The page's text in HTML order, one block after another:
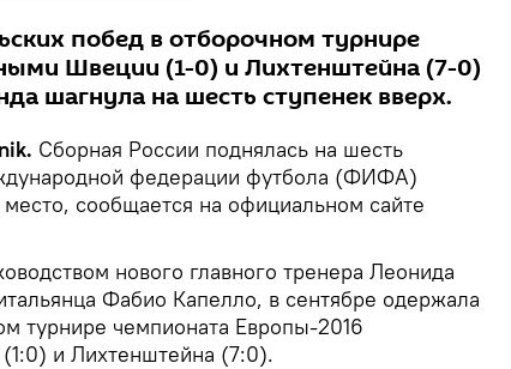
побед в отборочном турнире
Швеции (1-0) и Лихтенштейна (7-0)
шагнула на шесть ступенек вверх.
Сборная России поднялась на шесть
федерации футбола (ФИФА)
сообщается на официальном сайте
нового главного тренера Леонида
Фабио Капелло, в сентябре одержала
турнире чемпионата Европы-2016
и Лихтенштейна (7:0).